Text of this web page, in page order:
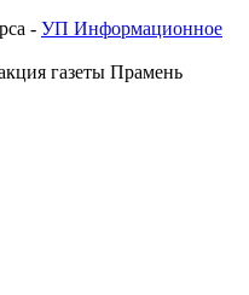
- УП Информационное
газеты Прамень